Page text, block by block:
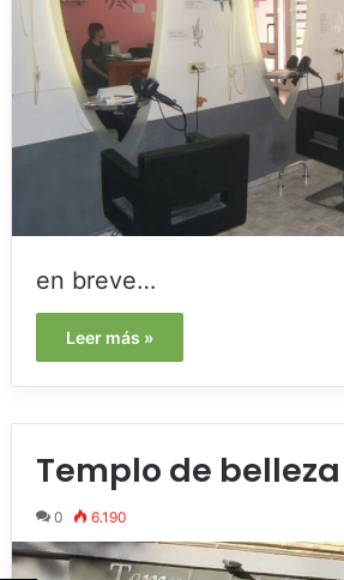
en breve…
Leer más »
Templo de
0 6.190